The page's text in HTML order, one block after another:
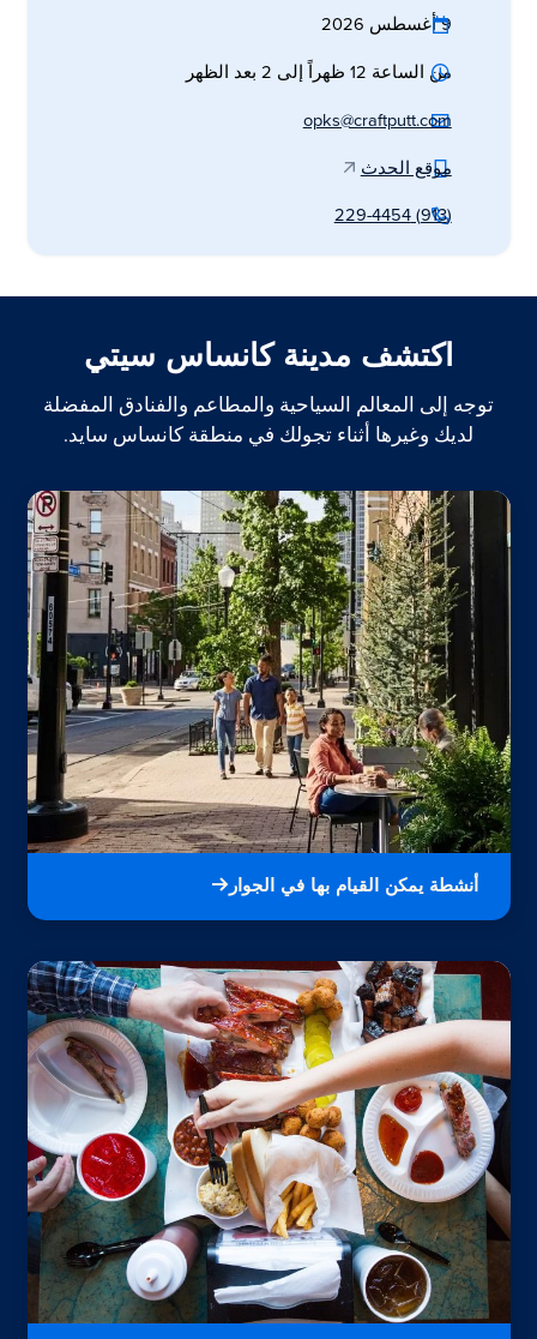
9 أغسطس 2026
من الساعة 12 ظهراً إلى 2 بعد الظهر
opks@craftputt.com
موقع الحدث
(913) 229-4454
اكتشف مدينة كانساس سيتي
توجه إلى المعالم السياحية والمطاعم والفنادق المفضلة
لديك وغيرها أثناء تجولك في منطقة كانساس سايد.
أنشطة يمكن القيام بها في الجوار